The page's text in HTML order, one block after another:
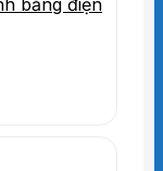
bằng điện